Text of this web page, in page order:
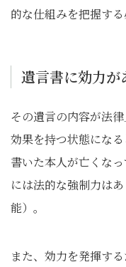
的な仕組みを把握する
遺言書に効力が
その遺言の内容が法
効果を持つ状態になる
書いた本人が亡くな
には法的な強制力は
能）。
また、効力を発揮す